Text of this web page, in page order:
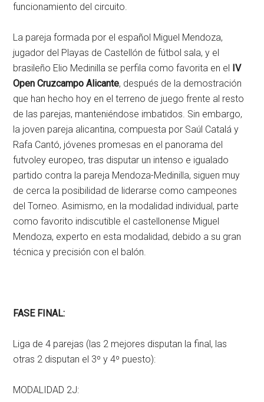
funcionamiento del circuito.
La pareja formada por el español Miguel Mendoza,
jugador del Playas de Castellón de fútbol sala, y el
brasileño Elio Medinilla se perfila como favorita en el IV
Open Cruzcampo Alicante, después de la demostración
que han hecho hoy en el terreno de juego frente al resto
de las parejas, manteniéndose imbatidos. Sin embargo,
la joven pareja alicantina, compuesta por Saúl Catalá y
Rafa Cantó, jóvenes promesas en el panorama del
futvoley europeo, tras disputar un intenso e igualado
partido contra la pareja Mendoza-Medinilla, siguen muy
de cerca la posibilidad de liderarse como campeones
del Torneo. Asimismo, en la modalidad individual, parte
como favorito indiscutible el castellonense Miguel
Mendoza, experto en esta modalidad, debido a su gran
técnica y precisión con el balón.
FASE FINAL:
Liga de 4 parejas (las 2 mejores disputan la final, las
otras 2 disputan el 3º y 4º puesto):
MODALIDAD 2J: